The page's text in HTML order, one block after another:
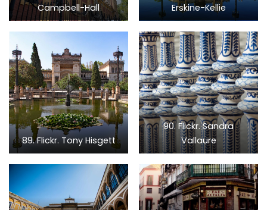
Campbell-Hall
Erskine-Kellie
89. Flickr. Tony Hisgett
90. Flickr. Sandra
Vallaure